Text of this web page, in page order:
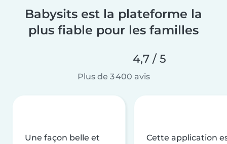
Babysits est la plateforme la
plus fiable pour les familles
4,7 / 5
Plus de 3 400 avis
Une façon belle et
Cette application